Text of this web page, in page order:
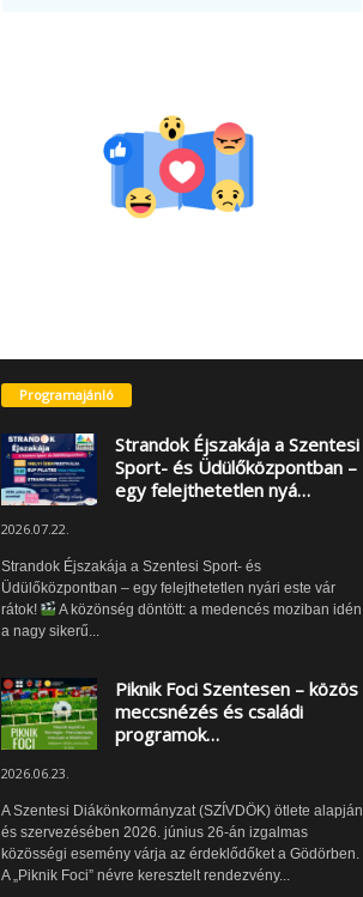
Programajánló
Strandok Éjszakája a Szentesi
Sport- és Üdülőközpontban –
egy felejthetetlen nyá…
2026.07.22.
Strandok Éjszakája a Szentesi Sport- és
Üdülőközpontban – egy felejthetetlen nyári este vár
rátok!
A közönség döntött: a medencés moziban idén
a nagy sikerű...
Piknik Foci Szentesen – közös
meccsnézés és családi
programok…
2026.06.23.
A Szentesi Diákönkormányzat (SZÍVDÖK) ötlete alapján
és szervezésében 2026. június 26-án izgalmas
közösségi esemény várja az érdeklődőket a Gödörben.
A „Piknik Foci” névre keresztelt rendezvény...